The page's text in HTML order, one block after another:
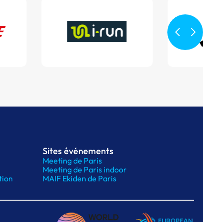
Sites événements
Meeting de Paris
Meeting de Paris indoor
MAIF Ekiden de Paris